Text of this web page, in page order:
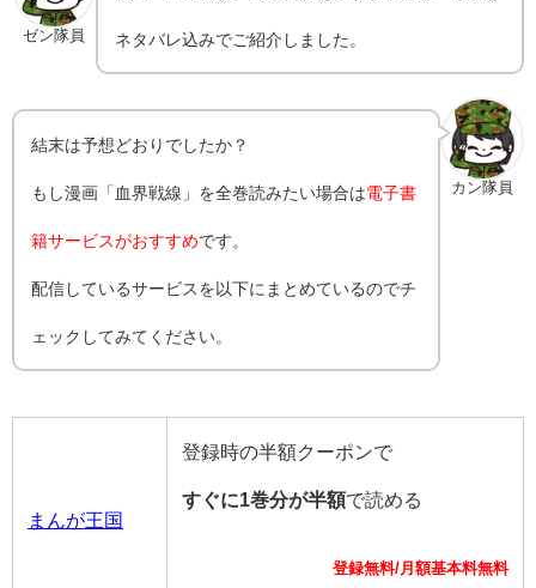
ゼン隊員 ネタバレ込みでご紹介しました。
カン隊員
結末は予想どおりでしたか？
もし漫画「 血界戦線 」を全巻読みたい場合は電子書
籍サービスがおすすめです。
配信しているサービスを以下にまとめているのでチ
ェックしてみてください。
まんが王国
登録時の半額クーポンで
すぐに1巻分が半額で読める
登録無料/月額基本料無料